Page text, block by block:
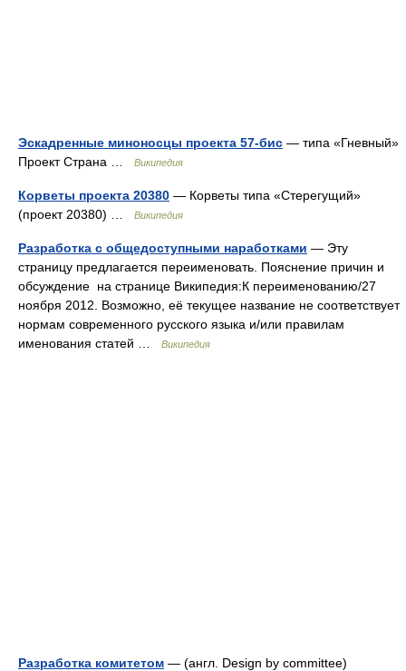
Эскадренные миноносцы проекта 57-бис — типа «Гневный»
Проект Страна …
Википедия
Корветы проекта 20380 — Корветы типа «Стерегущий»
(проект 20380) …
Википедия
Разработка с общедоступными наработками — Эту
страницу предлагается переименовать. Пояснение причин и
обсуждение на странице Википедия:К переименованию/27
ноября 2012. Возможно, её текущее название не соответствует
нормам современного русского языка и/или правилам
именования статей …
Википедия
Разработка комитетом — (англ. Design by committee)